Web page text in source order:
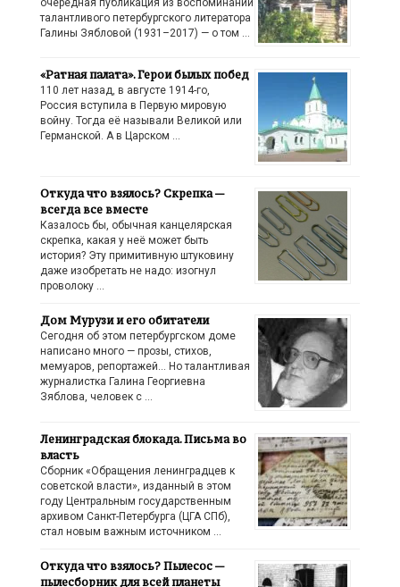
очередная публикация из воспоминаний
талантливого петербургского литератора
Галины Зябловой (1931–2017) — о том …
«Ратная палата». Герои былых побед
110 лет назад, в августе 1914-го,
Россия вступила в Первую мировую
войну. Тогда её называли Великой или
Германской. А в Царском …
Откуда что взялось? Скрепка —
всегда все вместе
Казалось бы, обычная канцелярская
скрепка, какая у неё может быть
история? Эту примитивную штуковину
даже изобретать не надо: изогнул
проволоку …
Дом Мурузи и его обитатели
Сегодня об этом петербургском доме
написано много — прозы, стихов,
мемуаров, репортажей… Но талантливая
журналистка Галина Георгиевна
Зяблова, человек с …
Ленинградская блокада. Письма во
власть
Сборник «Обращения ленинградцев к
советской власти», изданный в этом
году Центральным государственным
архивом Санкт-Петербурга (ЦГА СПб),
стал новым важным источником …
Откуда что взялось? Пылесос —
пылесборник для всей планеты